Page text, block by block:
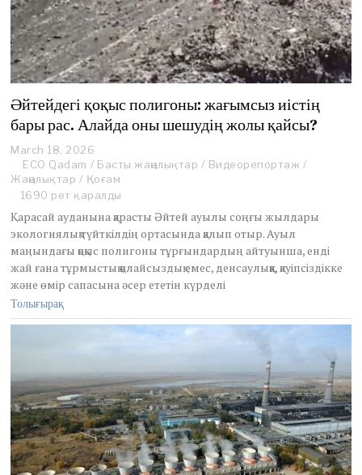
Әйтейдегі қоқыс полигоны: жағымсыз иістің
бары рас. Алайда оны шешудің жолы қайсы?
March 18, 2026
ECO Qadam / Басты жаңалықтар / Видеорепортаж /
Жаңалықтар / Қоғам
1690 рет қаралды
Қарасай ауданына қарасты Әйтей ауылы соңғы жылдары
экологиялық түйткілдің ортасында қалып отыр. Ауыл
маңындағы қоқыс полигоны тұрғындардың айтуынша, енді
жай ғана тұрмыстық қолайсыздық емес, денсаулыққа, қауіпсіздікке
және өмір сапасына әсер ететін күрделі
Толығырақ